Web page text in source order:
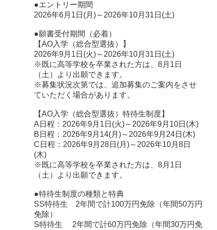
●エントリー期間
2026年6月1日(月)～2026年10月31日(土)
●願書受付期間（必着）
【AO入学（総合型選抜）】
2026年9月1日(火)～2026年10月31日(土)
※既に高等学校を卒業された方は、8月1日
（土）より出願できます。
※募集状況次第では、追加募集のご案内をさせ
ていただく場合があります。
【AO入学（総合型選抜）特待生制度】
A日程：2026年9月1日(火)～2026年9月10日(木)
B日程：2026年9月14(月)～2026年9月24日(木)
C日程：2026年9月28日(月)～2026年10月8日
(木)
※既に高等学校を卒業された方は、8月1日
（土）より出願できます。
●特待生制度の種類と特典
SS特待生 2年間で計100万円免除（年間50万円
免除）
S特待生 2年間で計60万円免除（年間30万円免